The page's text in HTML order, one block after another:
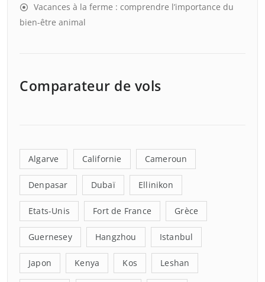
Vacances à la ferme : comprendre l’importance du
bien-être animal
Comparateur de vols
Algarve Californie Cameroun
Denpasar Dubaï Ellinikon
Etats-Unis Fort de France Grèce
Guernesey Hangzhou Istanbul
Japon Kenya Kos Leshan